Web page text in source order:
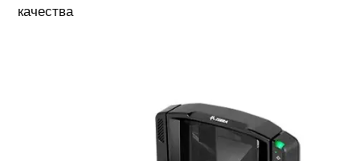
качества